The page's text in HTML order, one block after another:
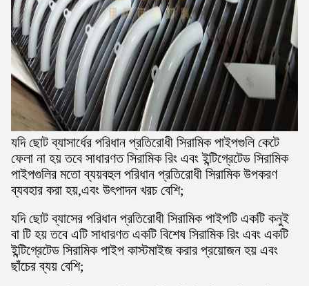
যদি ছোট ব্যাসার্ধের পরিধান প্রতিরোধী সিরামিক পাইপগুলি কেটে
ফেলা না হয় তবে সাধারণত সিরামিক রিং এবং ইন্টিগ্রেটেড সিরামিক
পাইপগুলির মতো ব্যয়বহুল পরিধান প্রতিরোধী সিরামিক উপকরণ
ব্যবহার করা হয়,এবং উৎপাদন খরচ বেশি;
যদি ছোট ব্যাসের পরিধান প্রতিরোধী সিরামিক পাইপটি একটি কনুই
বা টি হয় তবে এটি সাধারণত একটি বিশেষ সিরামিক রিং এবং একটি
ইন্টিগ্রেটেড সিরামিক পাইপ কাস্টমাইজ করার প্রয়োজন হয় এবং
ছাঁচের ব্যয় বেশি;